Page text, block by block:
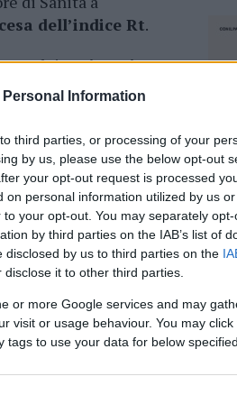
Information
third parties, or processing of your
by us, please use the below opt-out
your opt-out request is processed
personal information utilized by us
your opt-out. You may separately
by third parties on the IAB’s list of
by us to third parties on the
it to other third parties.
or more Google services and may
visit or usage behaviour. You may
to use your data for below
dell’indice Rt.
deicasi ogni
scende a 57,8.
il rischio bianco con
di
al 12% in area